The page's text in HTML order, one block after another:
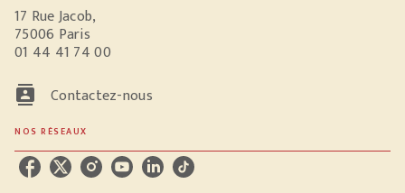
17 Rue Jacob,
75006 Paris
01 44 41 74 00
contacts Contactez-nous
NOS RÉSEAUX